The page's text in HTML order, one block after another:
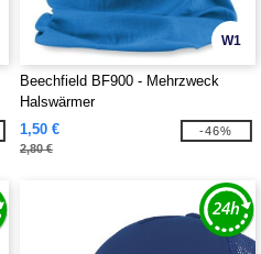
W1
Beechfield BF900 - Mehrzweck
Halswärmer
1,50 €
2,80 €
-46%